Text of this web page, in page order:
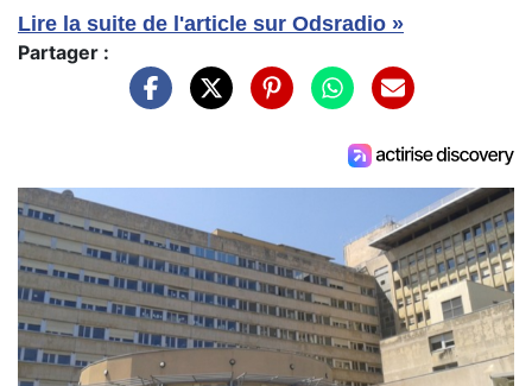
Lire la suite de l'article sur Odsradio »
Partager :